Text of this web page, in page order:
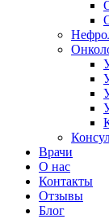
Врачи
О нас
Контакты
Отзывы
Блог